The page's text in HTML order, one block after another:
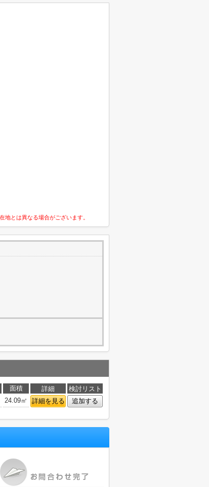
とは異なる場合がございます。
面積 詳細
検討リスト
24.09㎡ 詳細を見る 追加する